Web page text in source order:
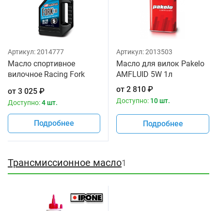
Артикул:2014777
Масло спортивное
вилочное Racing Fork
1 литр
от 3 025 ₽
Доступно:4 шт.
Подробнее
Артикул:2013503
Масло для вилок Pakelo
AMFLUID 5W 1л
от 2 810 ₽
Доступно: 10 шт.
Подробнее
Трансмиссионное масло1